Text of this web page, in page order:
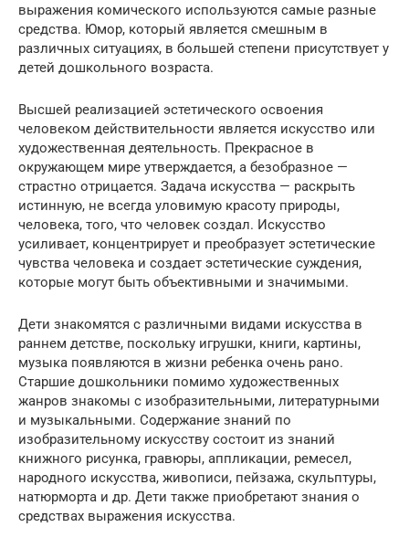
выражения комического используются самые разные
средства. Юмор, который является смешным в
различных ситуациях, в большей степени присутствует у
детей дошкольного возраста.
Высшей реализацией эстетического освоения
человеком действительности является искусство или
художественная деятельность. Прекрасное в
окружающем мире утверждается, а безобразное —
страстно отрицается. Задача искусства — раскрыть
истинную, не всегда уловимую красоту природы,
человека, того, что человек создал. Искусство
усиливает, концентрирует и преобразует эстетические
чувства человека и создает эстетические суждения,
которые могут быть объективными и значимыми.
Дети знакомятся с различными видами искусства в
раннем детстве, поскольку игрушки, книги, картины,
музыка появляются в жизни ребенка очень рано.
Старшие дошкольники помимо художественных
жанров знакомы с изобразительными, литературными
и музыкальными. Содержание знаний по
изобразительному искусству состоит из знаний
книжного рисунка, гравюры, аппликации, ремесел,
народного искусства, живописи, пейзажа, скульптуры,
натюрморта и др. Дети также приобретают знания о
средствах выражения искусства.